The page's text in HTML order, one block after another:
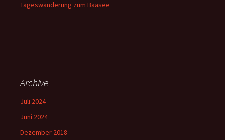
Tageswanderung zum Baasee
Archive
Juli 2024
Juni 2024
Dezember 2018